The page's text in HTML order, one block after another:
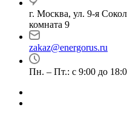
г. Москва, ул. 9-я
комната 9
zakaz@energorus.ru
Пн. – Пт.: с 9:00 до